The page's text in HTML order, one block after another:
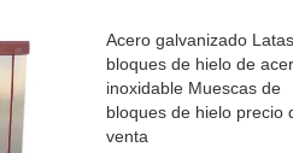
Acero galvanizado
bloques de hielo de
inoxidable Muescas de
bloques de hielo precio
venta